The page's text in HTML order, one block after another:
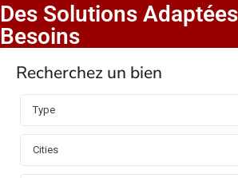
Des Solutions
Besoins
Recherchez un bien
Type
Cities